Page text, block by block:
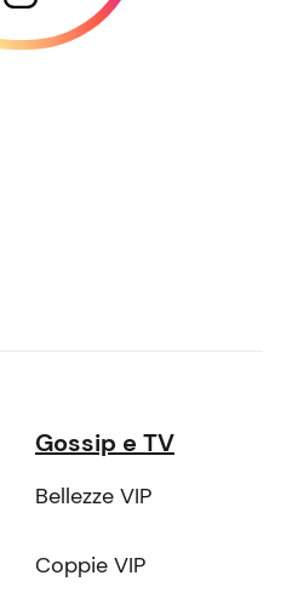
Gossip e TV
Bellezze VIP
Coppie VIP